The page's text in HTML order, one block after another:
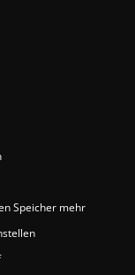
Speicher mehr